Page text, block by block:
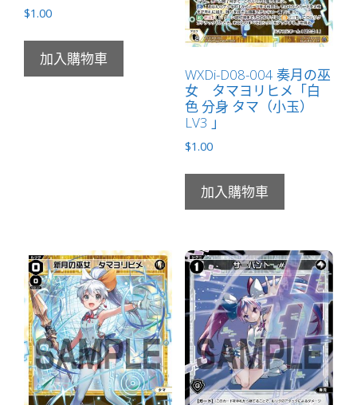
$1.00
加入購物車
WXDi-D08-004 奏月の巫
女 タマヨリヒメ「白
色 分身 タマ（小玉）
LV3 」
$1.00
加入購物車